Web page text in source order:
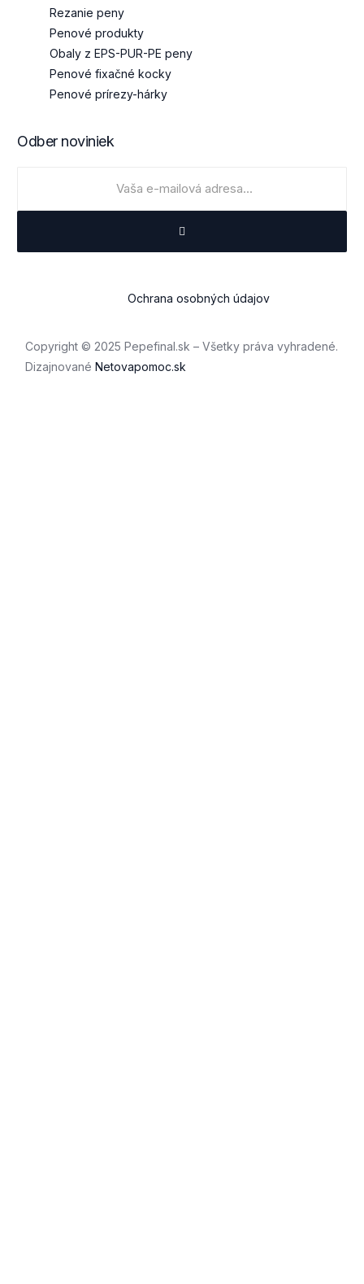
Rezanie peny
Penové produkty
Obaly z EPS-PUR-PE peny
Penové fixačné kocky
Penové prírezy-hárky
Odber noviniek
Copyright © 2025 Pepefinal.sk – Všetky práva vyhradené.
DizajnovanéNetovapomoc.sk
Ochrana osobných údajov